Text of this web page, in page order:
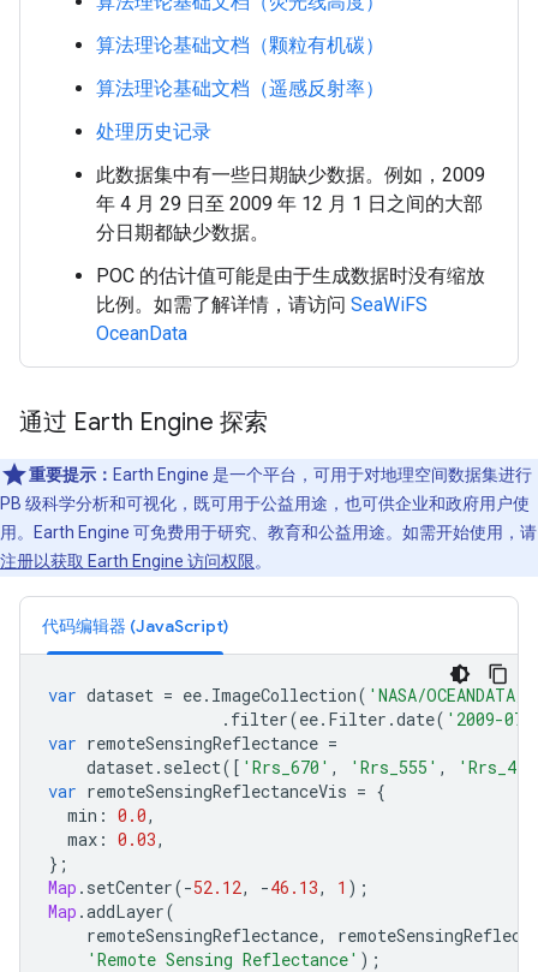
算法理论基础文档（颗粒有机碳）
算法理论基础文档（遥感反射率）
处理历史记录
此数据集中有一些日期缺少数据。例如，2009
年 4 月 29 日至 2009 年 12 月 1 日之间的大部
分日期都缺少数据。
POC 的估计值可能是由于生成数据时没有缩放
比例。如需了解详情，请访问 SeaWiFS
OceanData
通过 Earth Engine 探索
重要提示： Earth Engine 是一个平台，可用于对地理空间数据集进行
PB 级科学分析和可视化，既可用于公益用途，也可供企业和政府用户使
用。Earth Engine 可免费用于研究、教育和公益用途。如需开始使用，请
注册以获取 Earth Engine 访问权限。
代码编辑器 (JavaScript)
var dataset = ee. ImageCollection( 'NASA/
. filter(ee. Filter .date( '2009-
var remoteSensingReflectance =
dataset. select([ 'Rrs_670' , 'Rrs_555' ,
var remoteSensingReflectanceVis = {
min : 0.0,
max : 0.03,
};
Map . setCenter(-52.12, -46.13, 1 );
Map .addLayer(
remoteSensingReflectance,
'Remote Sensing Reflectance' );